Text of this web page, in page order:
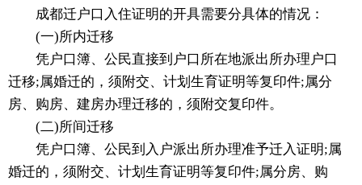
成都迁户口入住证明的开具需要分具体的情况：
(一)所内迁移
凭户口簿、公民直接到户口所在地派出所办理户口
迁移;属婚迁的，须附交、计划生育证明等复印件;属分
房、购房、建房办理迁移的，须附交复印件。
(二)所间迁移
凭户口簿、公民到入户派出所办理准予迁入证明;属
婚迁的，须附交、计划生育证明等复印件;属分房、购